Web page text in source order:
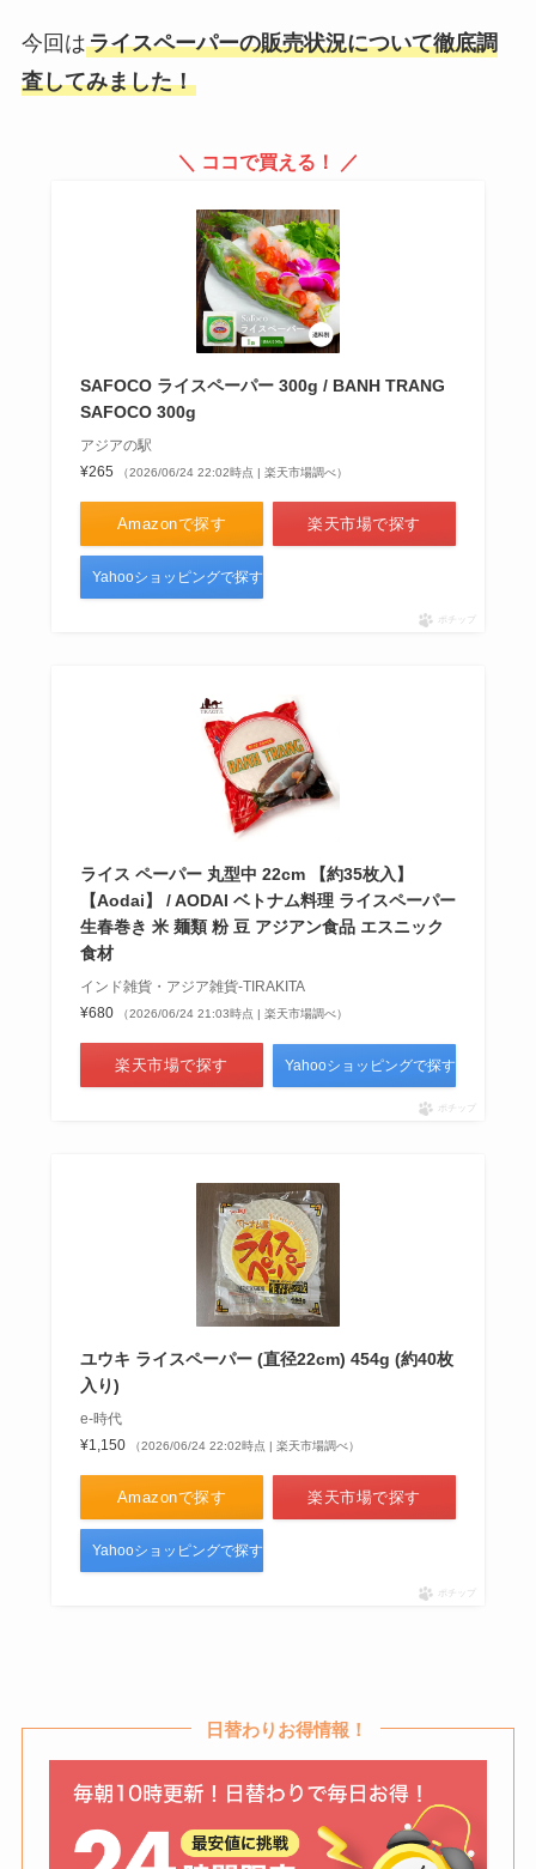
今回はライスペーパーの販売状況について徹底調
査してみました！
＼ ココで買える！ ／
SAFOCO ライスペーパー 300g / BANH TRANG
SAFOCO 300g
アジアの駅
¥265
（2026/06/24 22:02時点 | 楽天市場調べ）
Amazonで探す 楽天市場で探す
Yahooショッピングで探す
ポチップ
ライス ペーパー 丸型中 22cm 【約35枚入】
【Aodai】 / AODAI ベトナム料理 ライスペーパー
生春巻き 米 麺類 粉 豆 アジアン食品 エスニック
食材
インド雑貨・アジア雑貨-TIRAKITA
¥680
（2026/06/24 21:03時点 | 楽天市場調べ）
楽天市場で探す Yahooショッピングで探す
ポチップ
ユウキ ライスペーパー (直径22cm) 454g (約40枚
入り)
e-時代
¥1,150
（2026/06/24 22:02時点 | 楽天市場調べ）
Amazonで探す 楽天市場で探す
Yahooショッピングで探す
ポチップ
日替わりお得情報！